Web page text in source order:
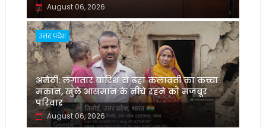
August 06, 2026
उत्तर प्रदेश
अमेठी: लगातार बारिश से ढहा कलावती का कच्चा
मकान, खुले आसमान के नीचे रहने को मजबूर
परिवार
August 06, 2026